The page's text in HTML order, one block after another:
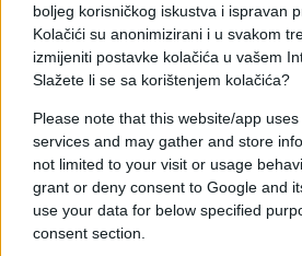
boljeg korisničkog iskustva i ispravan
Kolačići su anonimizirani i u svakom
izmijeniti postavke kolačića u vašem
Slažete li se sa korištenjem kolačića?
Please note that this website/app
services and may gather and store
not limited to your visit or usage
grant or deny consent to Google and
use your data for below specified
consent section.
BiH otvara nastup
Utakmica protiv Kanade prva je
reprezentacija Bosne i
grupnoj fazi Svjetskog
Nakon duela s domaćinom,
susreti protiv Švicarske 18. juna